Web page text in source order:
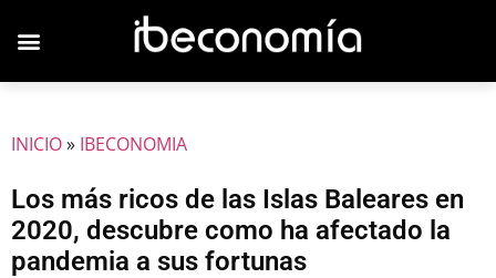
INICIO» IBECONOMIA
Los más ricos de las Islas Baleares en
2020, descubre como ha afectado la
pandemia a sus fortunas